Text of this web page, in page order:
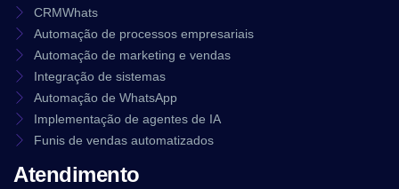
CRMWhats
Automação de processos empresariais
Automação de marketing e vendas
Integração de sistemas
Automação de WhatsApp
Implementação de agentes de IA
Funis de vendas automatizados
Atendimento